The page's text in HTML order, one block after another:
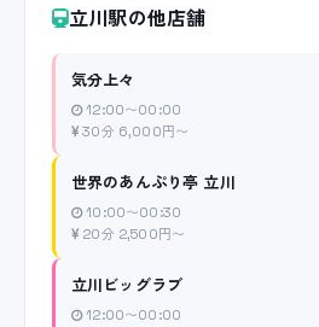
立川駅の他店舗
気分上々
12:00〜00:00
30分 6,000円〜
世界のあんぷり亭 立川
10:00〜00:30
20分 2,500円〜
立川ビッグラブ
12:00〜00:00